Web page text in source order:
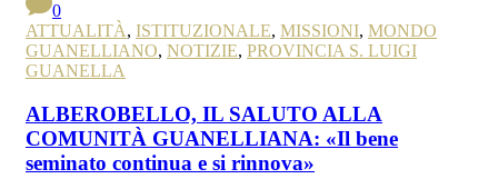
0
ATTUALITÀ, ISTITUZIONALE, MISSIONI, MONDO
GUANELLIANO, NOTIZIE, PROVINCIA S. LUIGI
GUANELLA
ALBEROBELLO, IL SALUTO ALLA
COMUNITÀ GUANELLIANA: «Il bene
seminato continua e si rinnova»